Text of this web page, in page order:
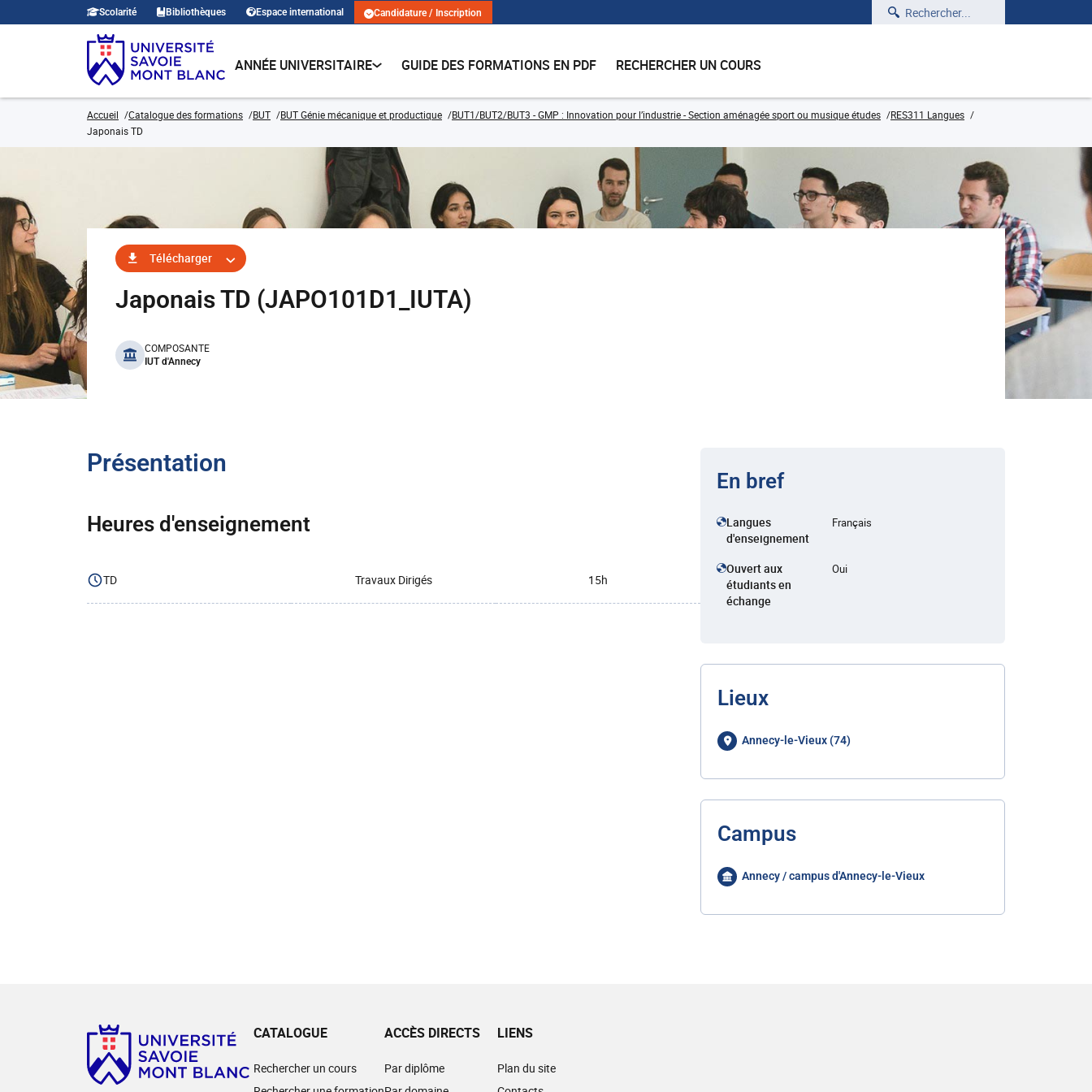
Scolarité Bibliothèques Espace international Candidature / Inscription Rechercher
ANNÉE UNIVERSITAIRE GUIDE DES FORMATIONS EN PDF RECHERCHER UN COURS
Accueil Catalogue des formations BUT BUT Génie mécanique et productique BUT1/BUT2/BUT3 - GMP : Innovation pour l’industrie - Section aménagée sport ou musique études
RES311 Langues
Japonais TD
Télécharger
Japonais TD (JAPO101D1_IUTA)
benefits
COMPOSANTE
IUT d'Annecy
Présentation
Heures d'enseignement
TD Travaux Dirigés 15h
En bref
Langues
d'enseignement
Français
Ouvert aux
étudiants en
échange
Oui
Lieux
Annecy-le-Vieux (74)
Campus
Annecy / campus d'Annecy-le-Vieux
CATALOGUE
Rechercher un cours
ACCÈS DIRECTS
Par diplôme
LIENS
Plan du site